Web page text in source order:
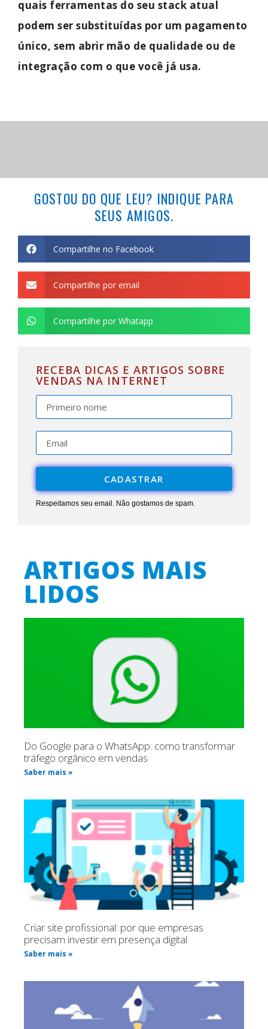
quais ferramentas do seu stack atual
podem ser substituídas por um pagamento
único, sem abrir mão de qualidade ou de
integração com o que você já usa.
GOSTOU DO QUE LEU? INDIQUE PARA
SEUS AMIGOS.
Compartilhe no Facebook
Compartilhe por email
Compartilhe por Whatapp
RECEBA DICAS E ARTIGOS SOBRE
VENDAS NA INTERNET
CADASTRAR
Respeitamos seu email. Não gostamos de spam.
ARTIGOS MAIS
LIDOS
Do Google para o WhatsApp: como transformar
tráfego orgânico em vendas
Saber mais »
Criar site profissional: por que empresas
precisam investir em presença digital
Saber mais »